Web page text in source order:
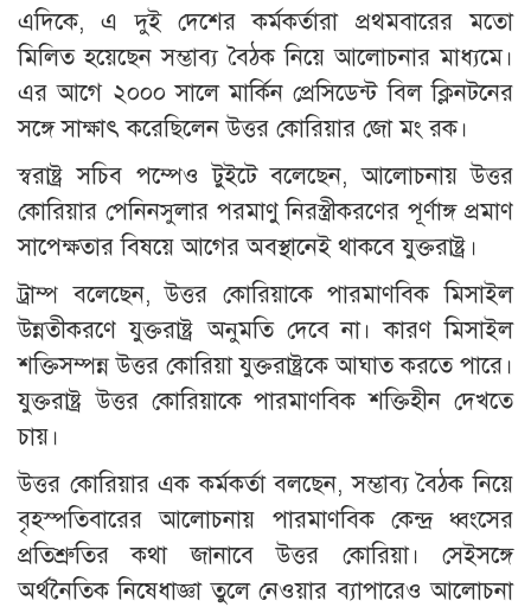
এদিকে, এ দুই দেশের কর্মকর্তারা প্রথমবারের মতো
মিলিত হয়েছেন সম্ভাব্য বৈঠক নিয়ে আলোচনার মাধ্যমে।
এর আগে ২০০০ সালে মার্কিন প্রেসিডেন্ট বিল ক্লিনটনের
সঙ্গে সাক্ষাৎ করেছিলেন উত্তর কোরিয়ার জো মং রক।
স্বরাষ্ট্র সচিব পম্পেও টুইটে বলেছেন, আলোচনায় উত্তর
কোরিয়ার পেনিনসুলার পরমাণু নিরস্ত্রীকরণের পূর্ণাঙ্গ প্রমাণ
সাপেক্ষতার বিষয়ে আগের অবস্থানেই থাকবে যুক্তরাষ্ট্র।
ট্রাম্প বলেছেন, উত্তর কোরিয়াকে পারমাণবিক মিসাইল
উন্নতীকরণে যুক্তরাষ্ট্র অনুমতি দেবে না। কারণ মিসাইল
শক্তিসম্পন্ন উত্তর কোরিয়া যুক্তরাষ্ট্রকে আঘাত করতে পারে।
যুক্তরাষ্ট্র উত্তর কোরিয়াকে পারমাণবিক শক্তিহীন দেখতে
চায়।
উত্তর কোরিয়ার এক কর্মকর্তা বলছেন, সম্ভাব্য বৈঠক নিয়ে
বৃহস্পতিবারের আলোচনায় পারমাণবিক কেন্দ্র ধ্বংসের
প্রতিশ্রুতির কথা জানাবে উত্তর কোরিয়া। সেইসঙ্গে
অর্থনৈতিক নিষেধাজ্ঞা তুলে নেওয়ার ব্যাপারেও আলোচনা